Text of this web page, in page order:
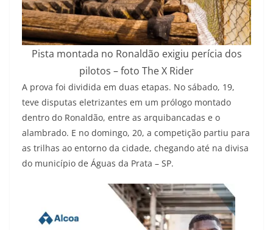
Pista montada no Ronaldão exigiu perícia dos
pilotos – foto The X Rider
A prova foi dividida em duas etapas. No sábado, 19,
teve disputas eletrizantes em um prólogo montado
dentro do Ronaldão, entre as arquibancadas e o
alambrado. E no domingo, 20, a competição partiu para
as trilhas ao entorno da cidade, chegando até na divisa
do município de Águas da Prata – SP.